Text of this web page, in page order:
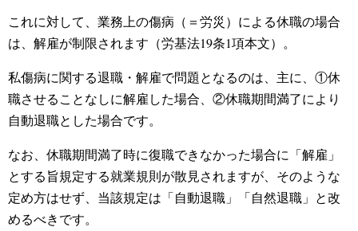
これに対して、業務上の傷病（＝労災）による休職の場合
は、解雇が制限されます（労基法19条1項本文）。
私傷病に関する退職・解雇で問題となるのは、主に、①休
職させることなしに解雇した場合、②休職期間満了により
自動退職とした場合です。
なお、休職期間満了時に復職できなかった場合に「解雇」
とする旨規定する就業規則が散見されますが、そのような
定め方はせず、当該規定は「自動退職」「自然退職」と改
めるべきです。